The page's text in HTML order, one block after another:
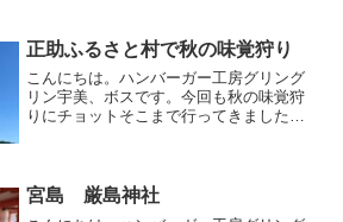
家族で行きました。私と子...
正助ふるさと村で秋の味覚狩り
こんにちは。ハンバーガー工房グリング
リン宇美、ボスです。今回も秋の味覚狩
りにチョットそこまで行ってきました😊
ました。さっそく芋畑へ...
宮島 厳島神社